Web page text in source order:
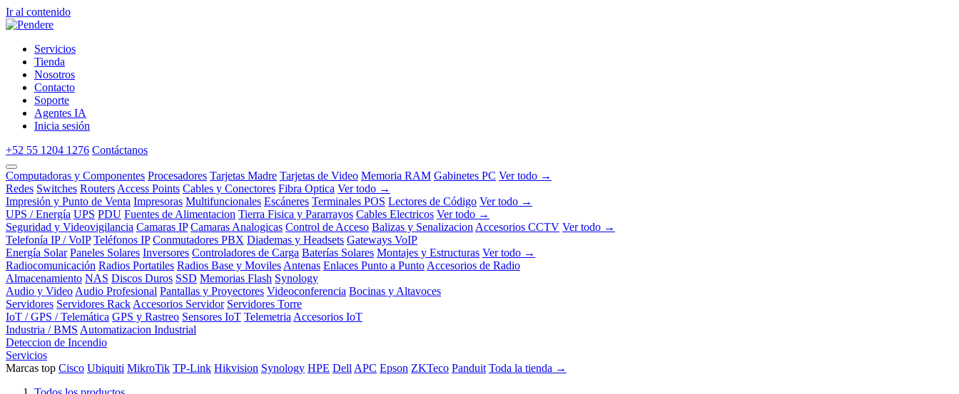
Ir al contenido
Servicios
Tienda
Nosotros
Contacto
Soporte
Agentes IA
Inicia sesión
+52 55 1204 1276 Contáctanos
Computadoras y Componentes Procesadores Tarjetas Madre Tarjetas de Video Memoria RAM Gabinetes PC Ver todo →
Redes Switches Routers Access Points Cables y Conectores Fibra Optica Ver todo →
Impresión y Punto de Venta Impresoras Multifuncionales Escáneres Terminales POS Lectores de Código Ver todo →
UPS / Energía UPS PDU Fuentes de Alimentacion Tierra Fisica y Pararrayos Cables Electricos Ver todo →
Seguridad y Videovigilancia Camaras IP Camaras Analogicas Control de Acceso Balizas y Senalizacion Accesorios CCTV Ver todo →
Telefonía IP / VoIP Teléfonos IP Conmutadores PBX Diademas y Headsets Gateways VoIP
Energía Solar Paneles Solares Inversores Controladores de Carga Baterías Solares Montajes y Estructuras Ver todo →
Radiocomunicación Radios Portatiles Radios Base y Moviles Antenas Enlaces Punto a Punto Accesorios de Radio
Almacenamiento NAS Discos Duros SSD Memorias Flash Synology
Audio y Video Audio Profesional Pantallas y Proyectores Videoconferencia Bocinas y Altavoces
Servidores Servidores Rack Accesorios Servidor Servidores Torre
IoT / GPS / Telemática GPS y Rastreo Sensores IoT Telemetria Accesorios IoT
Industria / BMS Automatizacion Industrial
Deteccion de Incendio
Servicios
Marcas top Cisco Ubiquiti MikroTik TP-Link Hikvision Synology HPE Dell APC Epson ZKTeco Panduit Toda la tienda →